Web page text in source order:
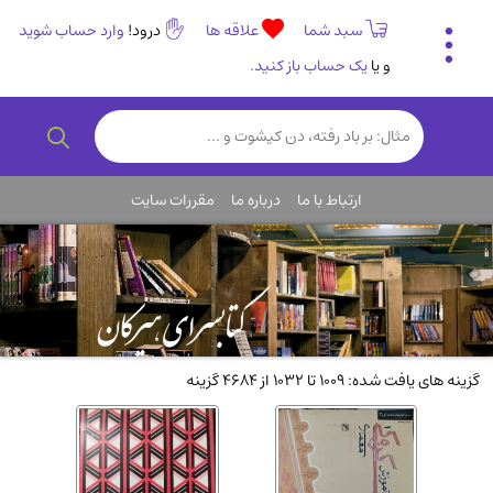
سبد شما علاقه ها درود! وارد حساب شوید
و یایک حساب باز کنید.
تاریخی و فرهنگی
(838)
رمان و داستان ایرانی(307)
روانشناسی(357)
انگلیسی و زبان خارجی(14)
کودکان و نوجوانان(76)
کتب نادر و کمیاب(19)
روانشناسی(112)
طب گیاهی و سنتی(45)
فلسفه و جامعه شناسی(151)
ادبیات و شعر(511)
ارتباط با ما درباره ما مقررات سایت
گزینه های یافت شده: 1009 تا 1032 از 4684 گزینه